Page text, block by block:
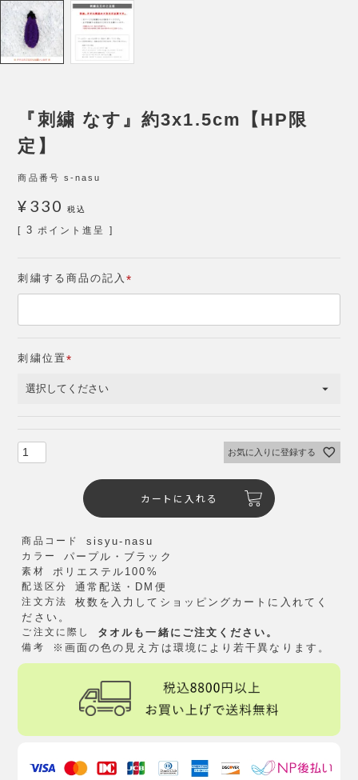
『刺繍 なす』約3x1.5cm【HP限
定】
商品番号 s-nasu
¥ 330 税込
[ 3 ポイント進呈 ]
刺繍する商品の記入
(
須
刺繍位置
必
お気に入りに登録する
カートに入れる
商品コード sisyu-nasu
カラー パープル・ブラック
素材 ポリエステル100%
配送区分 通常配送・DM便
注文方法
枚数を入力してショッピングカートに入れてく
ださい。
ご注文に際し タオルも一緒にご注文ください。
備考 ※画面の色の見え方は環境により若干異なります。